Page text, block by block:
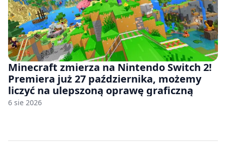
Minecraft zmierza na Nintendo Switch 2!
Premiera już 27 października, możemy
liczyć na ulepszoną oprawę graficzną
6 sie 2026